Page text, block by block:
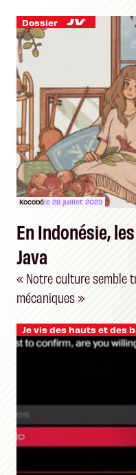
Dossier
Kocobéle 28 juillet 2023
En Indonésie,
Java
« Notre culture semble
mécaniques »
Je vis des hauts et des